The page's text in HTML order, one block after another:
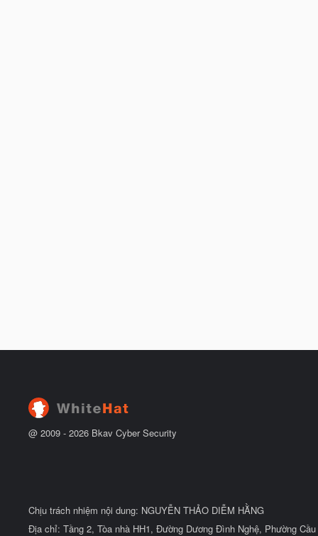
@ 2009 - 2026 Bkav Cyber Security
Chịu trách nhiệm nội dung: NGUYỄN THẢO DIỄM HẰNG
Địa chỉ: Tầng 2, Tòa nhà HH1, Đường Dương Đình Nghệ, Phường